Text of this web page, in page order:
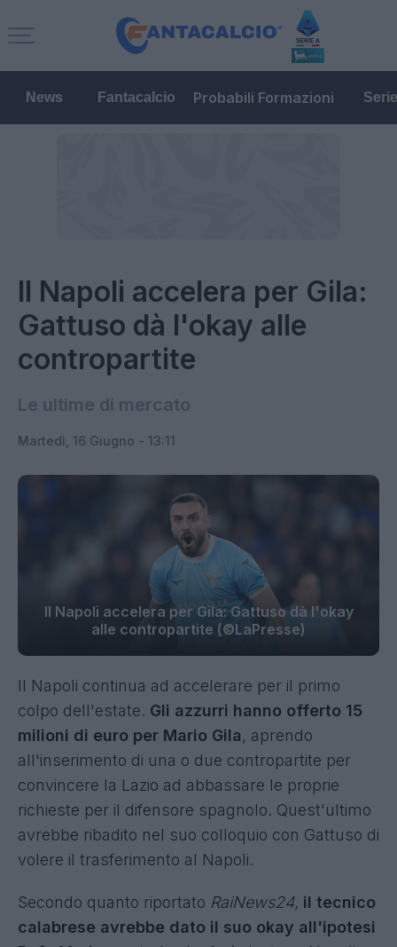
News Fantacalcio Probabili Formazioni
Il Napoli accelera per Gila:
Gattuso dà l'okay alle
contropartite
Le ultime di mercato
Martedì, 16 Giugno - 13:11
Il Napoli accelera per Gila: Gattuso dà l'okay
alle contropartite (©LaPresse)
Il Napoli continua ad accelerare per il primo
colpo dell'estate. Gli azzurri hanno offerto 15
milioni di euro per Mario Gila, aprendo
all'inserimento di una o due contropartite per
convincere la Lazio ad abbassare le proprie
richieste per il difensore spagnolo. Quest'ultimo
avrebbe ribadito nel suo colloquio con Gattuso di
volere il trasferimento al Napoli.
Secondo quanto riportato RaiNews24, il tecnico
calabrese avrebbe dato il suo okay all'ipotesi